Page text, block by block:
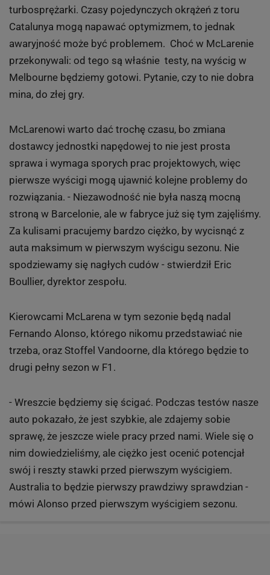
turbosprężarki. Czasy pojedynczych okrążeń z toru
Catalunya mogą napawać optymizmem, to jednak
awaryjność może być problemem. Choć w McLarenie
przekonywali: od tego są właśnie testy, na wyścig w
Melbourne będziemy gotowi. Pytanie, czy to nie dobra
mina, do złej gry.
McLarenowi warto dać trochę czasu, bo zmiana
dostawcy jednostki napędowej to nie jest prosta
sprawa i wymaga sporych prac projektowych, więc
pierwsze wyścigi mogą ujawnić kolejne problemy do
rozwiązania. - Niezawodność nie była naszą mocną
stroną w Barcelonie, ale w fabryce już się tym zajęliśmy.
Za kulisami pracujemy bardzo ciężko, by wycisnąć z
auta maksimum w pierwszym wyścigu sezonu. Nie
spodziewamy się nagłych cudów - stwierdził Eric
Boullier, dyrektor zespołu.
Kierowcami McLarena w tym sezonie będą nadal
Fernando Alonso, którego nikomu przedstawiać nie
trzeba, oraz Stoffel Vandoorne, dla którego będzie to
drugi pełny sezon w F1.
- Wreszcie będziemy się ścigać. Podczas testów nasze
auto pokazało, że jest szybkie, ale zdajemy sobie
sprawę, że jeszcze wiele pracy przed nami. Wiele się o
nim dowiedzieliśmy, ale ciężko jest ocenić potencjał
swój i reszty stawki przed pierwszym wyścigiem.
Australia to będzie pierwszy prawdziwy sprawdzian -
mówi Alonso przed pierwszym wyścigiem sezonu.